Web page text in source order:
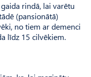
rindā, lai varētu
(pansionātā)
no tiem ar demenci
līdz 15 cilvēkiem.